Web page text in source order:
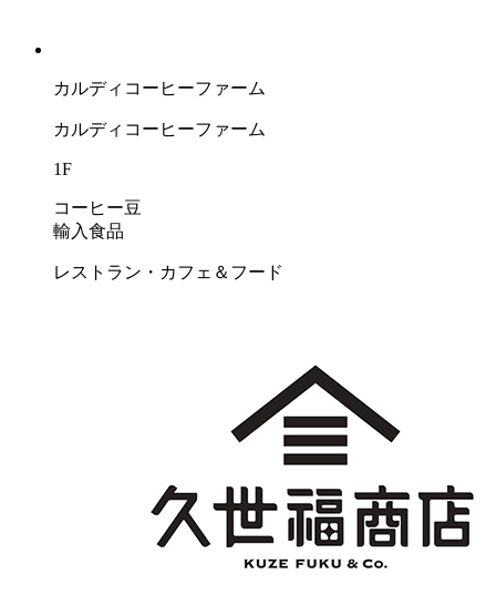
カルディコーヒーファーム
カルディコーヒーファーム
1F
コーヒー豆
輸入食品
レストラン・カフェ＆フード